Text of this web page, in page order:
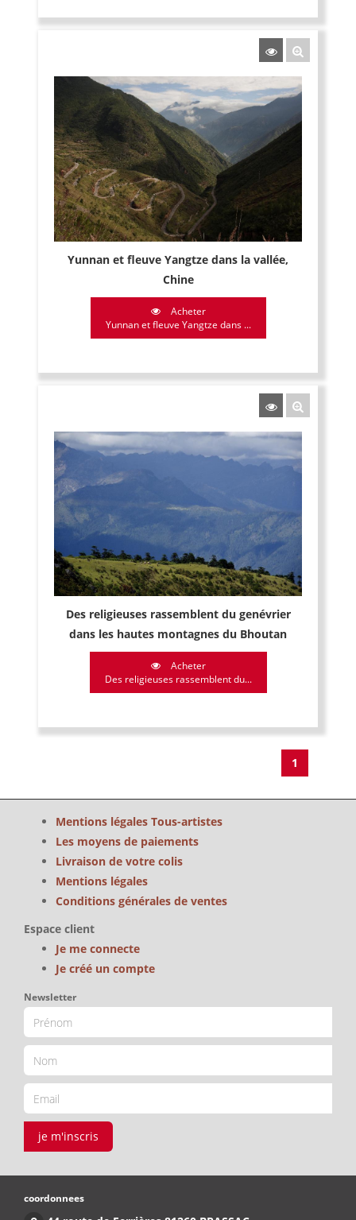
Yunnan et fleuve Yangtze dans la vallée,
Chine
Acheter
Yunnan et fleuve Yangtze dans ...
Des religieuses rassemblent du genévrier
dans les hautes montagnes du Bhoutan
Acheter
Des religieuses rassemblent du...
1
Mentions légales Tous-artistes
Les moyens de paiements
Livraison de votre colis
Mentions légales
Conditions générales de ventes
Espace client
Je me connecte
Je créé un compte
Newsletter
je m'inscris
coordonnees